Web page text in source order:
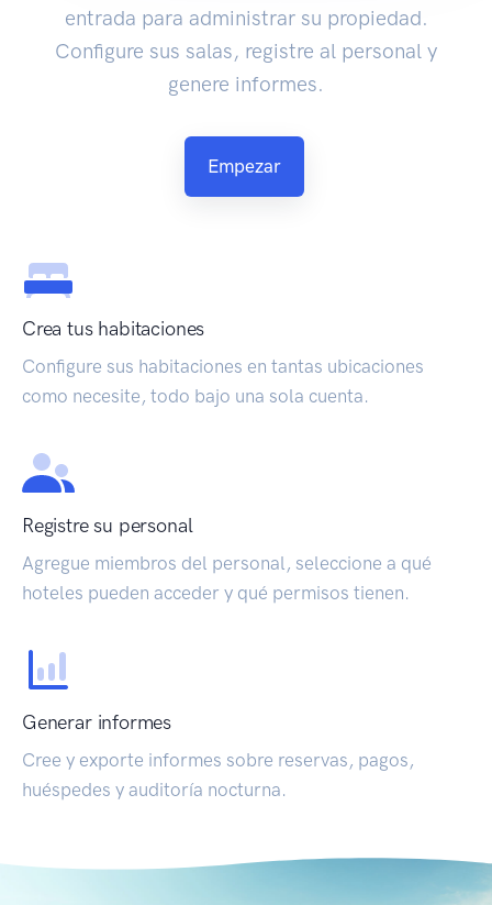
entrada para administrar su propiedad.
Configure sus salas, registre al personal y
genere informes.
Empezar
Crea tus habitaciones
Configure sus habitaciones en tantas ubicaciones
como necesite, todo bajo una sola cuenta.
Registre su personal
Agregue miembros del personal, seleccione a qué
hoteles pueden acceder y qué permisos tienen.
Generar informes
Cree y exporte informes sobre reservas, pagos,
huéspedes y auditoría nocturna.